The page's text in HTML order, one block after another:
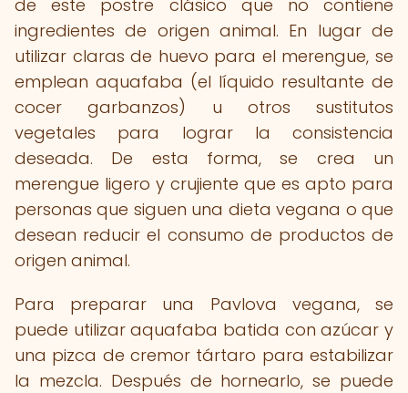
de este postre clásico que no contiene
ingredientes de origen animal. En lugar de
utilizar claras de huevo para el merengue, se
emplean aquafaba (el líquido resultante de
cocer garbanzos) u otros sustitutos
vegetales para lograr la consistencia
deseada. De esta forma, se crea un
merengue ligero y crujiente que es apto para
personas que siguen una dieta vegana o que
desean reducir el consumo de productos de
origen animal.
Para preparar una Pavlova vegana, se
puede utilizar aquafaba batida con azúcar y
una pizca de cremor tártaro para estabilizar
la mezcla. Después de hornearlo, se puede